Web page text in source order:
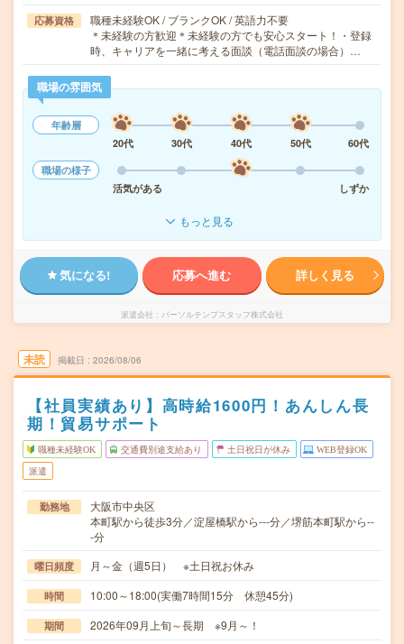
応募資格
職種未経験OK / ブランクOK / 英語力不要
＊未経験の方歓迎＊未経験の方でも安心スタート！・登録
時、キャリアを一緒に考える面談（電話面談の場合）…
職場の雰囲気
年齢層
20代
30代 40代 50代
60代
職場の様子
活気がある
しずか
もっと見る
気になる! 応募へ進む 詳しく見る
派遣会社 パーソルテンプスタッフ株式会社
未読 掲載日 2026/08/06
【社員実績あり】高時給1600円！あんしん長
期！貿易サポート
職種未経験OK 交通費別途支給あり 土日祝日が休み WEB登録OK
派遣
勤務地
大阪市中央区
本町駅から徒歩3分／淀屋橋駅から---分／堺筋本町駅から--
-分
曜日頻度 月～金（週5日） ※土日祝お休み
時間 10:00～18:00(実働7時間15分 休憩45分)
期間 2026年09月上旬～長期 ※9月～！